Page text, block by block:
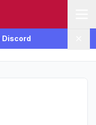
Discord